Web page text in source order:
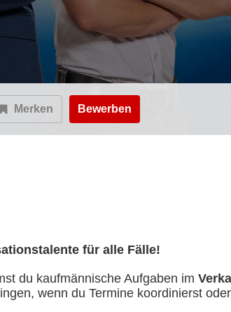
Merken Bewerben
für alle Fälle!
du kaufmännische Aufgaben im
wenn du Termine koordinierst